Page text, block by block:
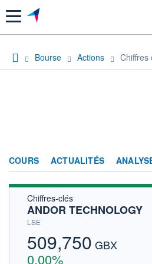
Menu
Bourse Actions Chiffres
COURS ACTUALITÉS
Chiffres-clés
ANDOR TECHNOLOGY
LSE
509,750 GBX
0,00%